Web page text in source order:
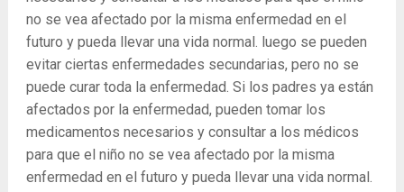
no se vea afectado por la misma enfermedad en el
futuro y pueda llevar una vida normal. luego se pueden
evitar ciertas enfermedades secundarias, pero no se
puede curar toda la enfermedad. Si los padres ya están
afectados por la enfermedad, pueden tomar los
medicamentos necesarios y consultar a los médicos
para que el niño no se vea afectado por la misma
enfermedad en el futuro y pueda llevar una vida normal.